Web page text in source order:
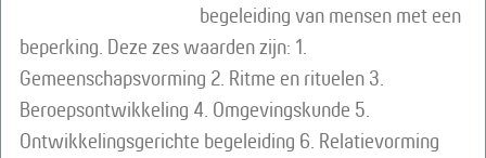
begeleiding van mensen met een
beperking. Deze zes waarden zijn: 1.
Gemeenschapsvorming 2. Ritme en rituelen 3.
Beroepsontwikkeling 4. Omgevingskunde 5.
Ontwikkelingsgerichte begeleiding 6. Relatievorming